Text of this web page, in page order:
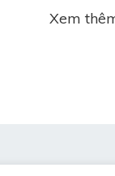
Xem